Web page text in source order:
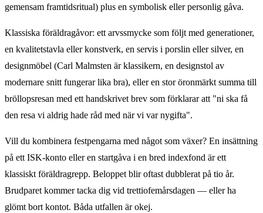
gemensam framtidsritual) plus en symbolisk eller personlig gåva.
Klassiska föräldragåvor: ett arvssmycke som följt med generationer,
en kvalitetstavla eller konstverk, en servis i porslin eller silver, en
designmöbel (Carl Malmsten är klassikern, en designstol av
modernare snitt fungerar lika bra), eller en stor öronmärkt summa till
bröllopsresan med ett handskrivet brev som förklarar att "ni ska få
den resa vi aldrig hade råd med när vi var nygifta".
Vill du kombinera festpengarna med något som växer? En insättning
på ett ISK-konto eller en startgåva i en bred indexfond är ett
klassiskt föräldragrepp. Beloppet blir oftast dubblerat på tio år.
Brudparet kommer tacka dig vid trettiofemårsdagen — eller ha
glömt bort kontot. Båda utfallen är okej.